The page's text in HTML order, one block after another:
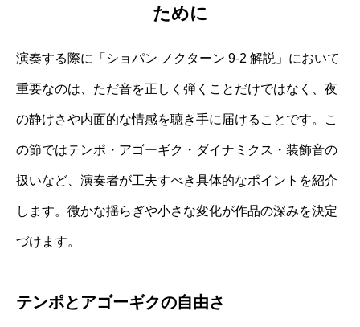
ために
演奏する際に「ショパン ノクターン 9-2 解説」において
重要なのは、ただ音を正しく弾くことだけではなく、夜
の静けさや内面的な情感を聴き手に届けることです。こ
の節ではテンポ・アゴーギク・ダイナミクス・装飾音の
扱いなど、演奏者が工夫すべき具体的なポイントを紹介
します。微かな揺らぎや小さな変化が作品の深みを決定
づけます。
テンポとアゴーギクの自由さ